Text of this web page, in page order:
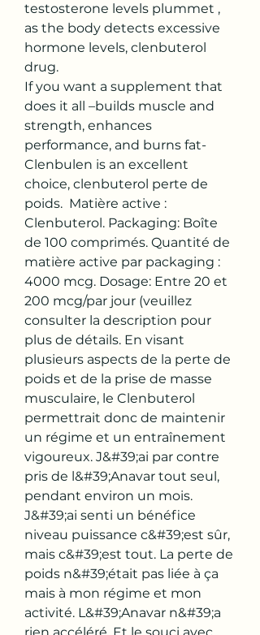
testosterone levels plummet ,
as the body detects excessive
hormone levels, clenbuterol
drug.
If you want a supplement that
does it all –builds muscle and
strength, enhances
performance, and burns fat-
Clenbulen is an excellent
choice, clenbuterol perte de
poids.  Matière active :
Clenbuterol. Packaging: Boîte
de 100 comprimés. Quantité de
matière active par packaging :
4000 mcg. Dosage: Entre 20 et
200 mcg/par jour (veuillez
consulter la description pour
plus de détails. En visant
plusieurs aspects de la perte de
poids et de la prise de masse
musculaire, le Clenbuterol
permettrait donc de maintenir
un régime et un entraînement
vigoureux. J&#39;ai par contre
pris de l&#39;Anavar tout seul,
pendant environ un mois.
J&#39;ai senti un bénéfice
niveau puissance c&#39;est sûr,
mais c&#39;est tout. La perte de
poids n&#39;était pas liée à ça
mais à mon régime et mon
activité. L&#39;Anavar n&#39;a